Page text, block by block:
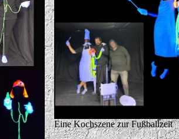
Eine Kochszene zur Fußballzeit